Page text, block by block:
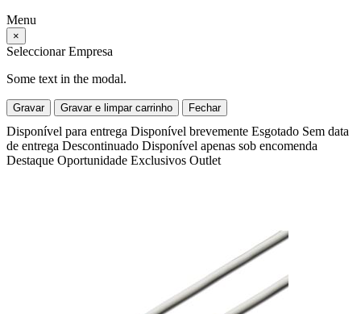
Menu
×
Seleccionar Empresa
Some text in the modal.
Gravar Gravar e limpar carrinho Fechar
Disponível para entrega Disponível brevemente Esgotado Sem data
de entrega Descontinuado Disponível apenas sob encomenda
Destaque Oportunidade Exclusivos Outlet